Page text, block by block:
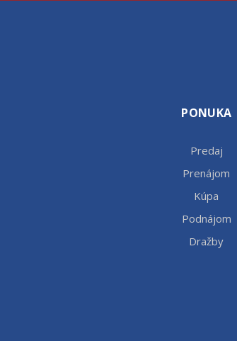
PONUKA
Predaj
Prenájom
Kúpa
Podnájom
Dražby